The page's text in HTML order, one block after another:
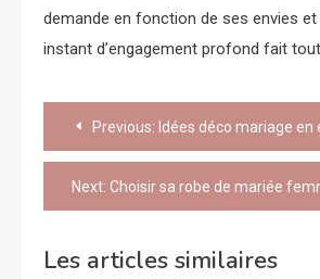
demande en fonction de ses envies
instant d’engagement profond fait
Navigation
de
l’article
Previous: Idées déco mariage en été : inspirations pour
Next: Choisir sa robe de mariée femme ronde : conseils et inspirations
Les articles similaires